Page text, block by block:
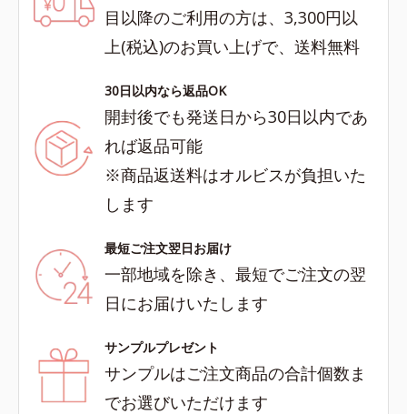
目以降のご利用の方は、3,300円以
上(税込)のお買い上げで、送料無料
30日以内なら返品OK
開封後でも発送日から30日以内であ
れば返品可能
※商品返送料はオルビスが負担いた
します
最短ご注文翌日お届け
一部地域を除き、最短でご注文の翌
日にお届けいたします
サンプルプレゼント
サンプルはご注文商品の合計個数ま
でお選びいただけます